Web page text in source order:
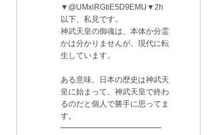
▼@UMxiRGtiE5D9EMU▼2h
以下、私見です。
神武天皇の御魂は、本体か分霊
かは分かりませんが、現代に転
生しています。
ある意味、日本の歴史は神武天
皇に始まって、神武天皇で終わ
るのだと個人で勝手に思ってま
す。
━━━━━━━━━━━━━